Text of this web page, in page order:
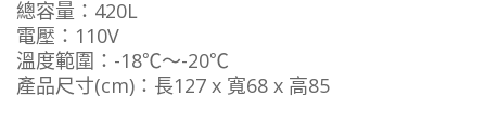
總容量：420L
電壓：110V
溫度範圍：-18℃～-20℃
產品尺寸(cm)：長127 x 寬68 x 高85